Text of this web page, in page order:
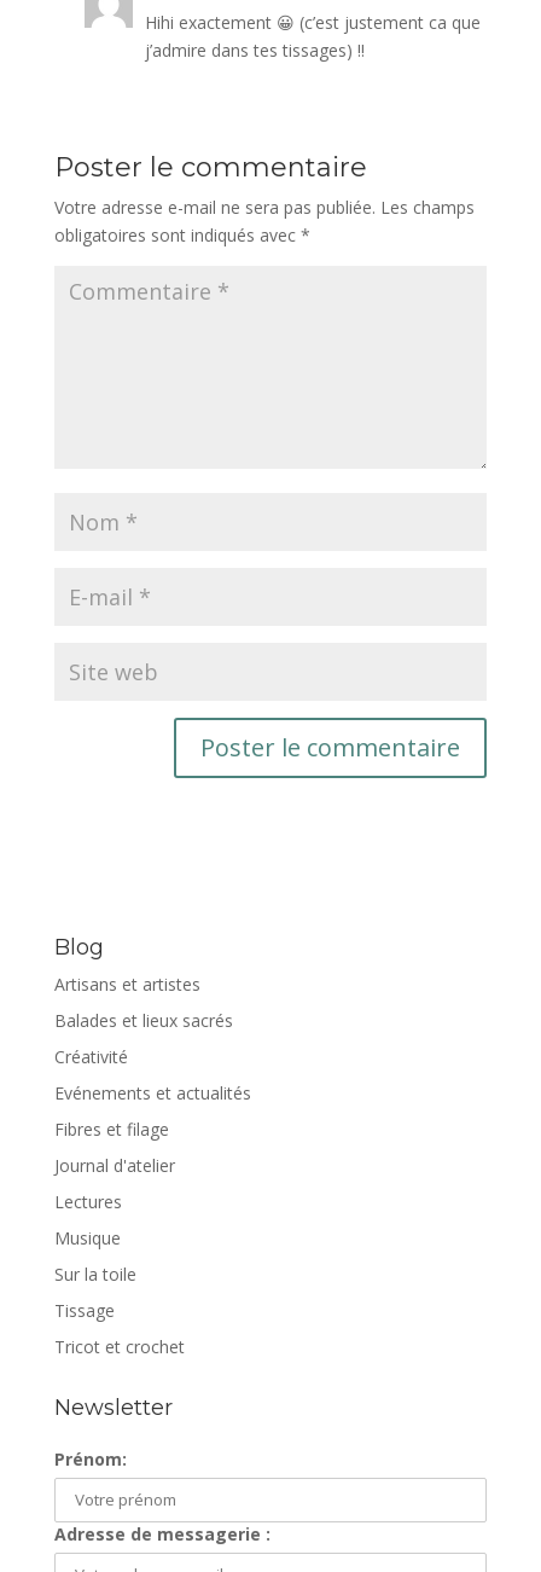
Hihi exactement 😀 (c’est justement ca que
j’admire dans tes tissages) !!
Poster le commentaire
Votre adresse e-mail ne sera pas publiée. Les champs
obligatoires sont indiqués avec *
Blog
Artisans et artistes
Balades et lieux sacrés
Créativité
Evénements et actualités
Fibres et filage
Journal d'atelier
Lectures
Musique
Sur la toile
Tissage
Tricot et crochet
Newsletter
Prénom:
Adresse de messagerie :